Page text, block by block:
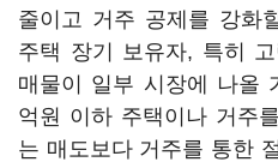
줄이고 거주 공제를 강화
주택 장기 보유자, 특히
매물이 일부 시장에 나올
억원 이하 주택이나 거주
는 매도보다 거주를 통한